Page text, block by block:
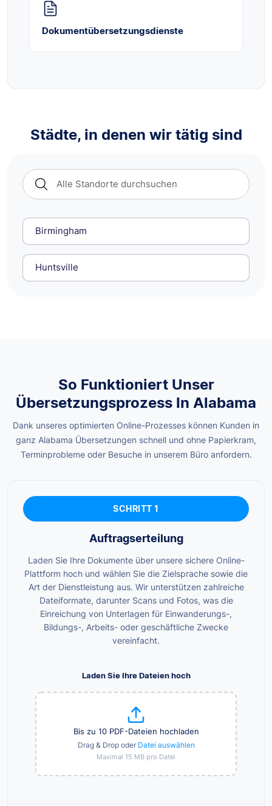
Dokumentübersetzungsdienste
Städte, in denen wir tätig sind
Birmingham
Huntsville
So Funktioniert Unser
Übersetzungsprozess In Alabama
Dank unseres optimierten Online-Prozesses können Kunden in
ganz Alabama Übersetzungen schnell und ohne Papierkram,
Terminprobleme oder Besuche in unserem Büro anfordern.
SCHRITT 1
Auftragserteilung
Laden Sie Ihre Dokumente über unsere sichere Online-
Plattform hoch und wählen Sie die Zielsprache sowie die
Art der Dienstleistung aus. Wir unterstützen zahlreiche
Dateiformate, darunter Scans und Fotos, was die
Einreichung von Unterlagen für Einwanderungs-,
Bildungs-, Arbeits- oder geschäftliche Zwecke
vereinfacht.
Laden Sie Ihre Dateien hoch
Bis zu 10 PDF-Dateien hochladen
Drag & Drop oder Datei auswählen
Maximal 15 MB pro Datei